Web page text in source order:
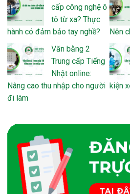
cấp công nghệ ô
tô từ xa? Thực
hành có đảm bảo tay nghề?
Nên
Văn bằng 2
Trung cấp Tiếng
Nhật online:
Nâng cao thu nhập cho người
đi làm
kiện